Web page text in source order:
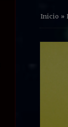
Inicio »